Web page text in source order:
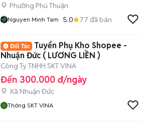
Phường Phú Thuận
Nguyen Minh Tam 5.0 77 đã bán
Tuyển Phụ Kho Shopee -
Nhuận Đức ( LƯƠNG LIỀN )
Công Ty TNHH SKT VINA
Đến 300.000 đ/ngày
Xã Nhuận Đức
Thông SKT VINA